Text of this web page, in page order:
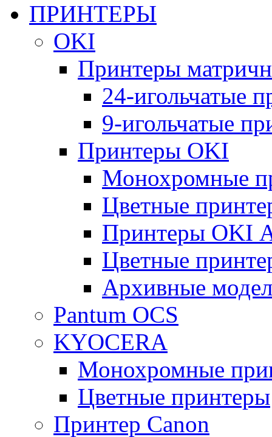
ПРИНТЕРЫ
OKI
Принтеры
24-игольчатые
9-игольчатые
Принтеры OKI
Монохромные
Цветные
Принтеры OKI
Цветные
Архивные
Pantum OCS
KYOCERA
Монохромные
Цветные принтеры
Принтер Canon